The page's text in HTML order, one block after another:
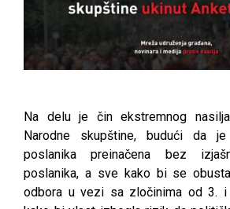
Na delu je čin ekstremnog
Narodne skupštine, budući da
poslanika preinačena bez
poslanika, a sve kako bi se
odbora u vezi sa zločinima od 3. i